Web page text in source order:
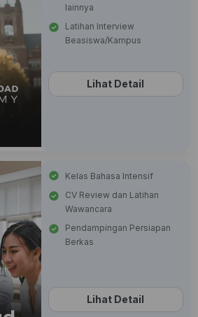
lainnya
Latihan Interview
Beasiswa/Kampus
Lihat Detail
Kelas Bahasa Intensif
CV Review dan Latihan
Wawancara
Pendampingan Persiapan
Berkas
Lihat Detail